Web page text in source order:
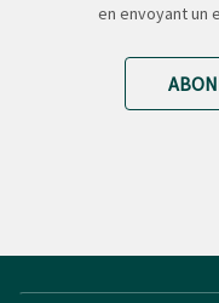
en envoyant un